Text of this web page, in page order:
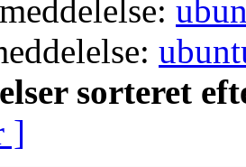
sorteret
]